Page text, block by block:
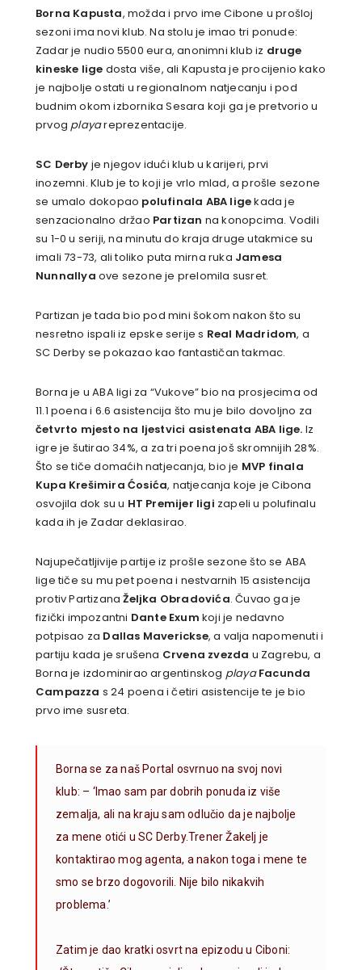
Borna Kapusta, možda i prvo ime Cibone u prošloj
sezoni ima novi klub. Na stolu je imao tri ponude:
Zadar je nudio 5500 eura, anonimni klub iz druge
kineske lige dosta više, ali Kapusta je procijenio kako
je najbolje ostati u regionalnom natjecanju i pod
budnim okom izbornika Sesara koji ga je pretvorio u
prvogplayareprezentacije.
SC Derby je njegov idući klub u karijeri, prvi
inozemni. Klub je to koji je vrlo mlad, a prošle sezone
se umalo dokopao polufinala ABA ligekada je
senzacionalno držao Partizan na konopcima. Vodili
su 1-0 u seriji, na minutu do kraja druge utakmice su
imali 73-73, ali toliko puta mirna ruka Jamesa
Nunnallya ove sezone je prelomila susret.
Partizan je tada bio pod mini šokom nakon što su
nesretno ispali iz epske serije s Real Madridom, a
SC Derby se pokazao kao fantastičan takmac.
Borna je u ABA ligi za “Vukove” bio na prosjecima od
11.1 poena i 6.6 asistencija što mu je bilo dovoljno za
četvrto mjesto na ljestvici asistenata ABA lige. Iz
igre je šutirao 34%, a za tri poena još skromnijih 28%.
Što se tiče domaćih natjecanja, bio je MVP finala
Kupa Krešimira Ćosića, natjecanja koje je Cibona
osvojila dok su u HT Premijer ligi zapeli u polufinalu
kada ih je Zadar deklasirao.
Najupečatljivije partije iz prošle sezone što se ABA
lige tiče su mu pet poena i nestvarnih 15 asistencija
protiv PartizanaŽeljka Obradovića. Čuvao ga je
fizički impozantni Dante Exum koji je nedavno
potpisao za Dallas Maverickse, a valja napomenuti i
partiju kada je srušena Crvena zvezda u Zagrebu, a
Borna je izdominirao argentinskog playa Facunda
Campazza s 24 poena i četiri asistencije te je bio
prvo ime susreta.
Borna se za naš Portal osvrnuo na svoj novi
klub: – ‘Imao sam par dobrih ponuda iz više
zemalja, ali na kraju sam odlučio da je najbolje
za mene otići u SC Derby.Trener Žakelj je
kontaktirao mog agenta, a nakon toga i mene te
smo se brzo dogovorili. Nije bilo nikakvih
problema.’
Zatim je dao kratki osvrt na epizodu u Ciboni: